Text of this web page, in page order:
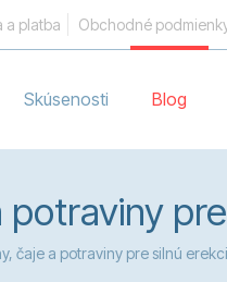
a platba Obchodné
Skúsenosti Blog
čaje a potraviny pre silnú